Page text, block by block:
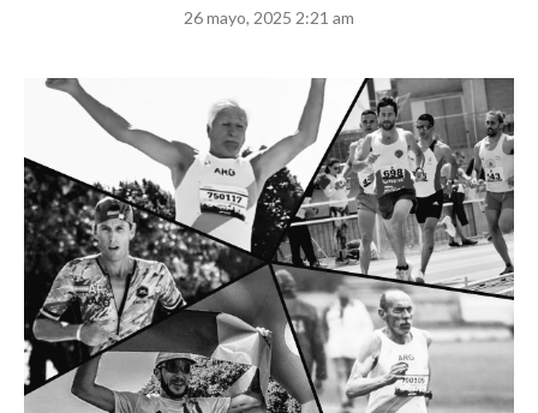
26 mayo, 2025 2:21 am